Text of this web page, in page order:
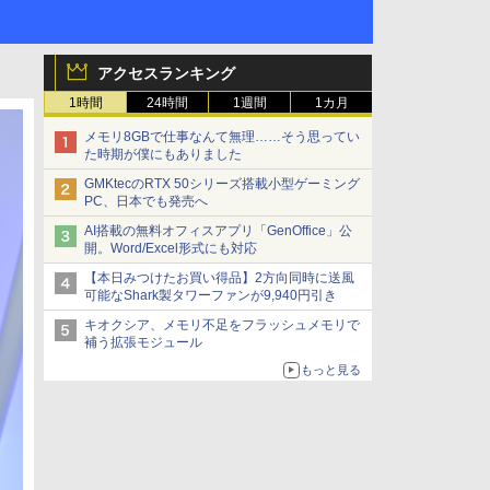
アクセスランキング
1時間 24時間 1週間 1カ月
メモリ8GBで仕事なんて無理……そう思ってい
た時期が僕にもありました
GMKtecのRTX 50シリーズ搭載小型ゲーミング
PC、日本でも発売へ
AI搭載の無料オフィスアプリ「GenOffice」公
開。Word/Excel形式にも対応
【本日みつけたお買い得品】2方向同時に送風
可能なShark製タワーファンが9,940円引き
キオクシア、メモリ不足をフラッシュメモリで
補う拡張モジュール
もっと見る